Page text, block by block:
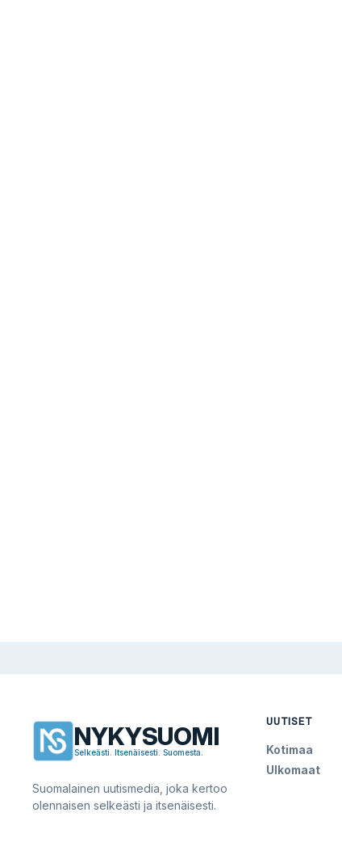
NYKYSUOMI
Selkeästi. Itsenäisesti. Suomesta.
Suomalainen uutismedia, joka kertoo
olennaisen selkeästi ja itsenäisesti.
UUTISET
Kotimaa
Ulkomaat